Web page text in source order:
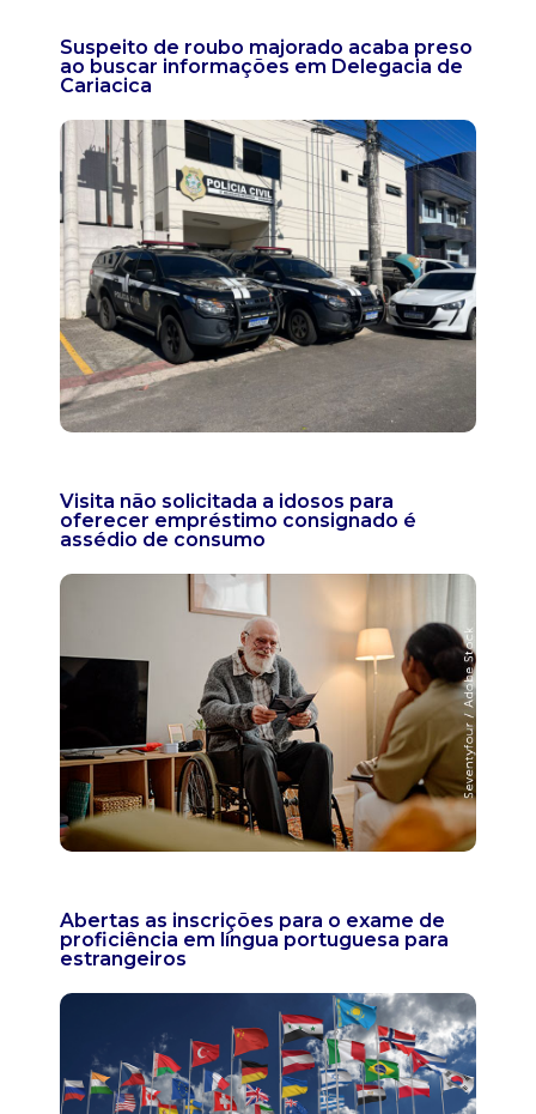
Suspeito de roubo majorado acaba preso
ao buscar informações em Delegacia de
Cariacica
Visita não solicitada a idosos para
oferecer empréstimo consignado é
assédio de consumo
Abertas as inscrições para o exame de
proficiência em língua portuguesa para
estrangeiros